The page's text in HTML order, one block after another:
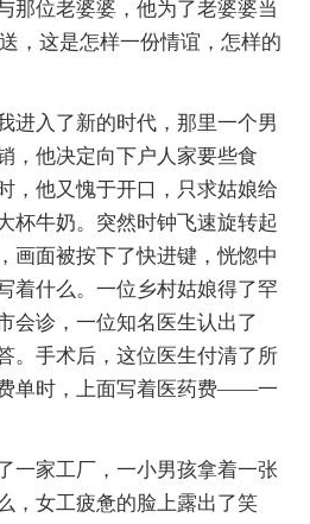
那位老婆婆，他为了老婆婆当
，这是怎样一份情谊，怎样的
入了新的时代，那里一个男
，他决定向下户人家要些食
，他又愧于开口，只求姑娘给
杯牛奶。突然时钟飞速旋转起
画面被按下了快进键，恍惚中
着什么。一位乡村姑娘得了罕
会诊，一位知名医生认出了
。手术后，这位医生付清了所
单时，上面写着医药费——一
家工厂，一小男孩拿着一张
，女工疲惫的脸上露出了笑